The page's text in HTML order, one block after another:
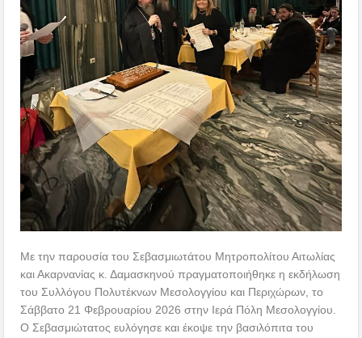
Με την παρουσία του Σεβασμιωτάτου Μητροπολίτου Αιτωλίας
και Ακαρνανίας κ. Δαμασκηνού πραγματοποιήθηκε η εκδήλωση
του Συλλόγου Πολυτέκνων Μεσολογγίου και Περιχώρων, το
Σάββατο 21 Φεβρουαρίου 2026 στην Ιερά Πόλη Μεσολογγίου.
Ο Σεβασμιώτατος ευλόγησε και έκοψε την βασιλόπιτα του